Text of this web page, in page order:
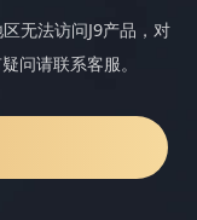
无法访问J9产品，对
问请联系客服。